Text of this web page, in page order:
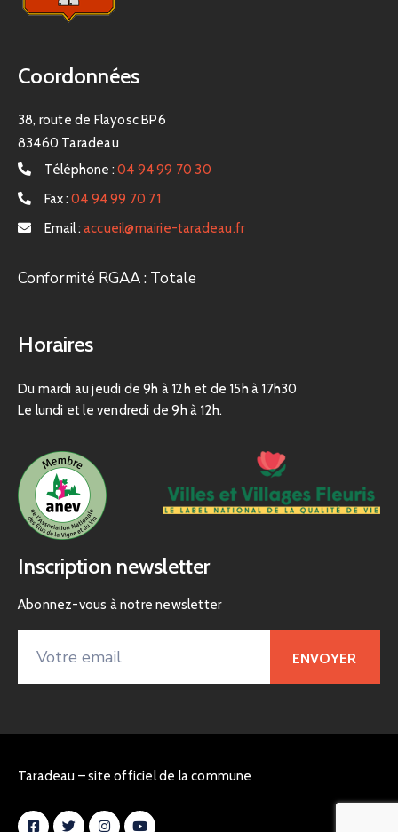
Coordonnées
38, route de Flayosc BP6
83460 Taradeau
Téléphone : 04 94 99 70 30
Fax : 04 94 99 70 71
Email : accueil@mairie-taradeau.fr
Conformité RGAA : Totale
Horaires
Du mardi au jeudi de 9h à 12h et de 15h à 17h30
Le lundi et le vendredi de 9h à 12h.
Inscription newsletter
Abonnez-vous à notre newsletter
Taradeau – site officiel de la commune